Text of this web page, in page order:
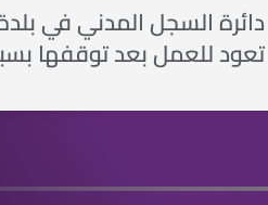
دائرة السجل المدني في بلدة
تعود للعمل بعد توقفها